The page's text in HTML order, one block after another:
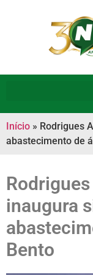
Início » Rodrigues
abastecimento de
inaugura
Bento